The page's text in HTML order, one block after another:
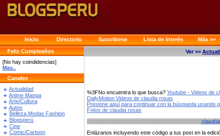
Inicio Directorio Suscribirse Lista de Interés
Más >>
Feliz Cumpleaños
[No hay coindidencias]
Mas..
Canales
Actualidad
Anime Manga
Arte/Cultura
Autos
Belleza Modas Fashion
Blogsperú
Cine
Comic/Cartoon
Ver >>
%3FNo encuentra lo que busca? Youtube - Videos de
DailyMotion Videos de claudia rosas
Presione aquí para continuar con la búsqueda usando
Fotos de claudia rosas
Enlázanos incluyendo este código a tus post en la